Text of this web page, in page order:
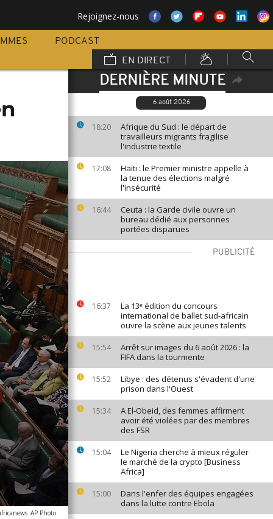
Rejoignez-nous
PODCAST
EN DIRECT
DERNIÈRE MINUTE
6 août 2026
18:20
Afrique du Sud : le départ de
travailleurs migrants fragilise
l'industrie textile
17:08
Haïti : le Premier ministre appelle à
la tenue des élections malgré
l'insécurité
16:44
Ceuta : la Garde civile ouvre un
bureau dédié aux personnes
portées disparues
PUBLICITÉ
16:37
La 13ᵉ édition du concours
international de ballet sud-africain
ouvre la scène aux jeunes talents
15:54
Arrêt sur images du 6 août 2026 : la
FIFA dans la tourmente
15:52
Libye : des détenus s'évadent d'une
prison dans l'Ouest
15:34
A El-Obeid, des femmes affirment
avoir été violées par des membres
des FSR
15:04
Le Nigeria cherche à mieux réguler
le marché de la crypto [Business
Africa]
15:00
Dans l'enfer des équipes engagées
dans la lutte contre Ebola
AP Photo